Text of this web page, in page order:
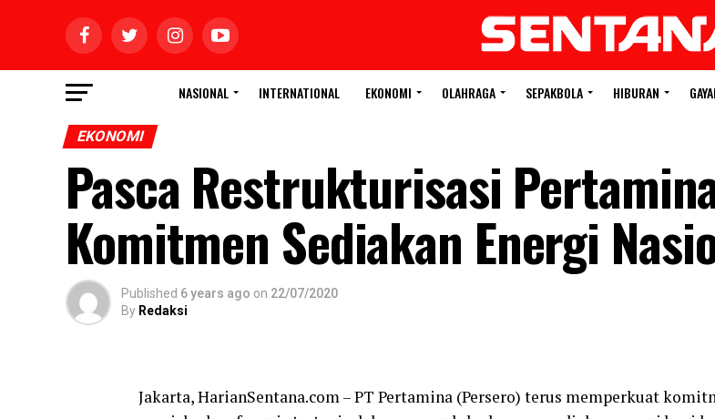
NASIONAL INTERNATIONAL EKONOMI OLAHRAGA SEPAKBOLA HIBURAN
EKONOMI
Pasca Restrukturisasi
Komitmen Sediakan Energi
Published 6 years ago on 22/07/2020
By Redaksi
Jakarta, HarianSentana.com – PT Pertamina (Persero) terus memperkuat